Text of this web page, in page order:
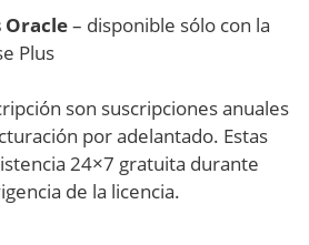
Oracle– disponible sólo con la
Plus
son suscripciones anuales
por adelantado. Estas
24×7 gratuita durante
de la licencia.